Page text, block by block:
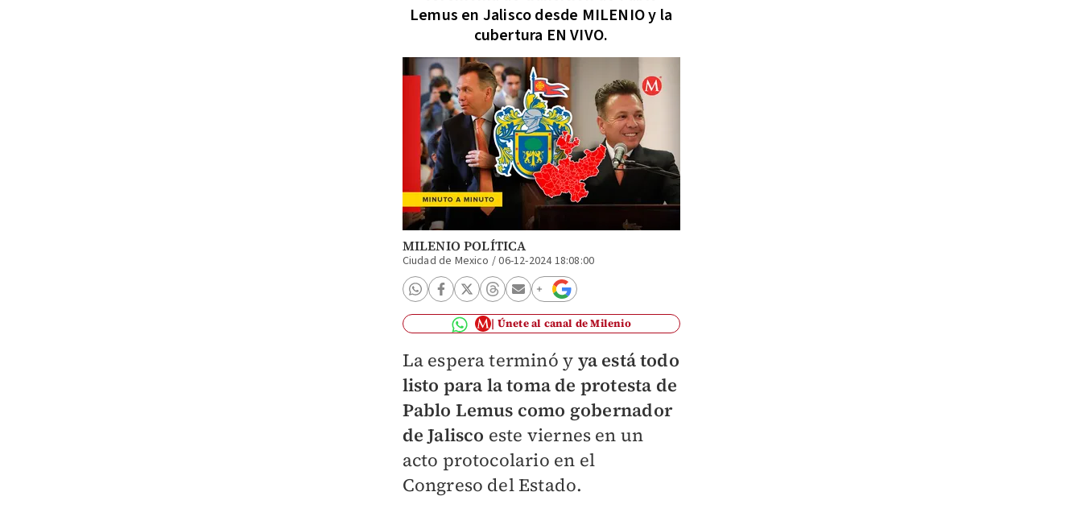
Lemus en Jalisco desde MILENIO y la
cubertura EN VIVO.
MILENIO POLÍTICA
Ciudad de Mexico /06-12-2024 18:08:00
Únete al canal de Milenio
La espera terminó y ya está todo
listo para la toma de protesta de
Pablo Lemus como gobernador
de Jalisco este viernes en un
acto protocolario en el
Congreso del Estado.